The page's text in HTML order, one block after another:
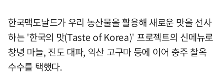
한국맥도날드가 우리 농산물을 활용해 새로운 맛을 선사
하는 '한국의 맛(Taste of Korea)' 프로젝트의 신메뉴로
창녕 마늘, 진도 대파, 익산 고구마 등에 이어 충주 찰옥
수수를 택했다.